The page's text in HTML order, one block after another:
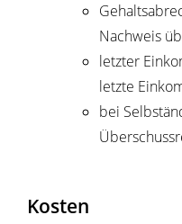
Nachweis
letzter
letzte
bei
Kosten